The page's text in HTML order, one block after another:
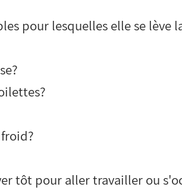
pour lesquelles elle se lève
tôt pour aller travailler ou